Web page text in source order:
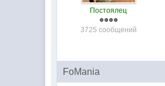
Постоялец
3725 сообщений
FoMania